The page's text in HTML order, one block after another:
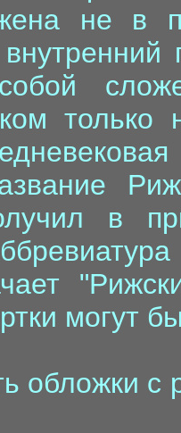
не в
собой
в
могут
обложки